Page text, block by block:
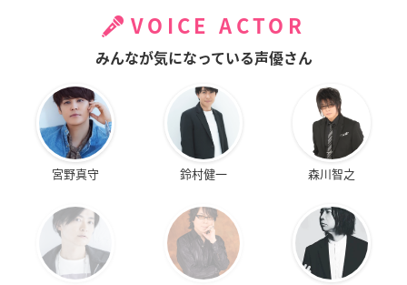
VOICE ACTOR
みんなが気になっている声優さん
宮野真守 鈴村健一 森川智之